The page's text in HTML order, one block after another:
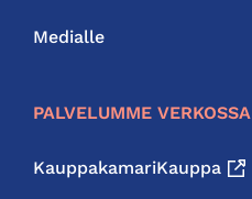
Medialle
PALVELUMME VERKOSSA
KauppakamariKauppa